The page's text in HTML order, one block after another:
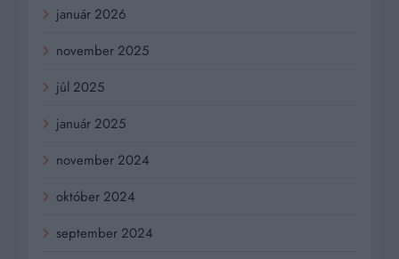
január 2026
november 2025
júl 2025
január 2025
november 2024
október 2024
september 2024